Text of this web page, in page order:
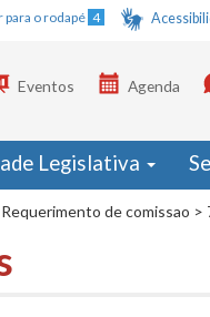
para o rodapé 4
Eventos Agenda
Legislativa
Requerimento de comissao >